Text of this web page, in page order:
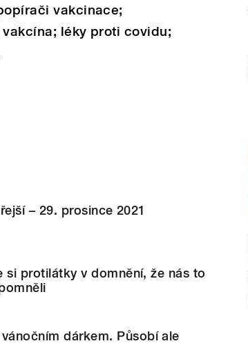
vakcinace;
léky proti covidu;
– 29. prosince 2021
si protilátky v domnění, že nás to
dárkem. Působí ale